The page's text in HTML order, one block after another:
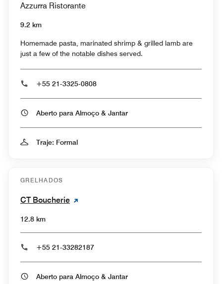
Azzurra Ristorante
9.2 km
Homemade pasta, marinated shrimp & grilled lamb are
just a few of the notable dishes served.
+55 21-3325-0808
Aberto para Almoço & Jantar
Traje: Formal
GRELHADOS
CT Boucherie
12.8 km
+55 21-33282187
Aberto para Almoço & Jantar